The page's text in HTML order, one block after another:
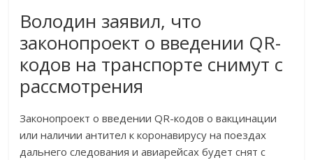
Володин заявил, что
законопроект о введении QR-
кодов на транспорте снимут с
рассмотрения
Законопроект о введении QR-кодов о вакцинации
или наличии антител к коронавирусу на поездах
дальнего следования и авиарейсах будет снят с